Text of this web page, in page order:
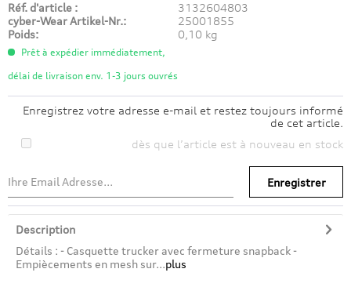
Réf. d'article :
3132604803
cyber-Wear Artikel-Nr.:
25001855
Poids:
0,10 kg
Prêt à expédier immédiatement,
délai de livraison env. 1-3 jours ouvrés
Enregistrez votre adresse e-mail et restez toujours informé
de cet article.
dès que l’article est à nouveau en stock
Enregistrer
Description
Détails : - Casquette trucker avec fermeture snapback -
Empiècements en mesh sur...plus